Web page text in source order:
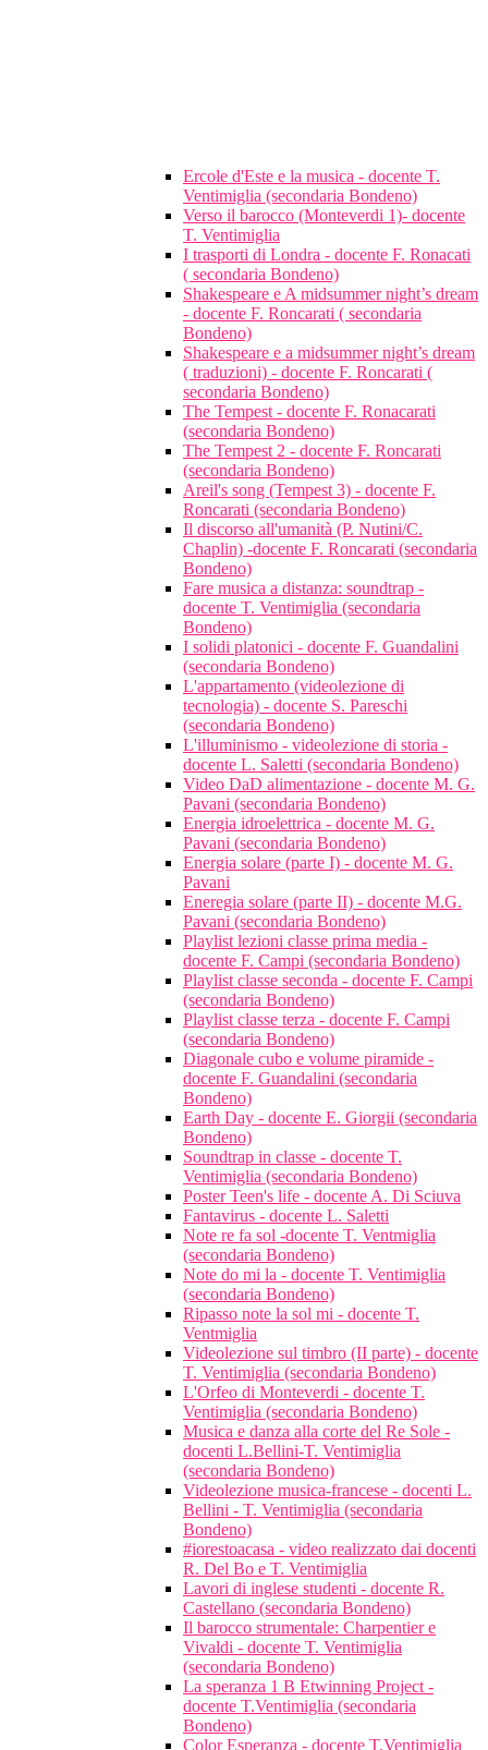
Ercole d'Este e la musica - docente T.
Ventimiglia (secondaria Bondeno)
Verso il barocco (Monteverdi 1)- docente
T. Ventimiglia
I trasporti di Londra - docente F. Ronacati
( secondaria Bondeno)
Shakespeare e A midsummer night’s dream
- docente F. Roncarati ( secondaria
Bondeno)
Shakespeare e a midsummer night’s dream
( traduzioni) - docente F. Roncarati (
secondaria Bondeno)
The Tempest - docente F. Ronacarati
(secondaria Bondeno)
The Tempest 2 - docente F. Roncarati
(secondaria Bondeno)
Areil's song (Tempest 3) - docente F.
Roncarati (secondaria Bondeno)
Il discorso all'umanità (P. Nutini/C.
Chaplin) -docente F. Roncarati (secondaria
Bondeno)
Fare musica a distanza: soundtrap -
docente T. Ventimiglia (secondaria
Bondeno)
I solidi platonici - docente F. Guandalini
(secondaria Bondeno)
L'appartamento (videolezione di
tecnologia) - docente S. Pareschi
(secondaria Bondeno)
L'illuminismo - videolezione di storia -
docente L. Saletti (secondaria Bondeno)
Video DaD alimentazione - docente M. G.
Pavani (secondaria Bondeno)
Energia idroelettrica - docente M. G.
Pavani (secondaria Bondeno)
Energia solare (parte I) - docente M. G.
Pavani
Eneregia solare (parte II) - docente M.G.
Pavani (secondaria Bondeno)
Playlist lezioni classe prima media -
docente F. Campi (secondaria Bondeno)
Playlist classe seconda - docente F. Campi
(secondaria Bondeno)
Playlist classe terza - docente F. Campi
(secondaria Bondeno)
Diagonale cubo e volume piramide -
docente F. Guandalini (secondaria
Bondeno)
Earth Day - docente E. Giorgii (secondaria
Bondeno)
Soundtrap in classe - docente T.
Ventimiglia (secondaria Bondeno)
Poster Teen's life - docente A. Di Sciuva
Fantavirus - docente L. Saletti
Note re fa sol -docente T. Ventmiglia
(secondaria Bondeno)
Note do mi la - docente T. Ventimiglia
(secondaria Bondeno)
Ripasso note la sol mi - docente T.
Ventmiglia
Videolezione sul timbro (II parte) - docente
T. Ventimiglia (secondaria Bondeno)
L'Orfeo di Monteverdi - docente T.
Ventimiglia (secondaria Bondeno)
Musica e danza alla corte del Re Sole -
docenti L.Bellini-T. Ventimiglia
(secondaria Bondeno)
Videolezione musica-francese - docenti L.
Bellini - T. Ventimiglia (secondaria
Bondeno)
#iorestoacasa - video realizzato dai docenti
R. Del Bo e T. Ventimiglia
Lavori di inglese studenti - docente R.
Castellano (secondaria Bondeno)
Il barocco strumentale: Charpentier e
Vivaldi - docente T. Ventimiglia
(secondaria Bondeno)
La speranza 1 B Etwinning Project -
docente T.Ventimiglia (secondaria
Bondeno)
Color Esperanza - docente T.Ventimiglia